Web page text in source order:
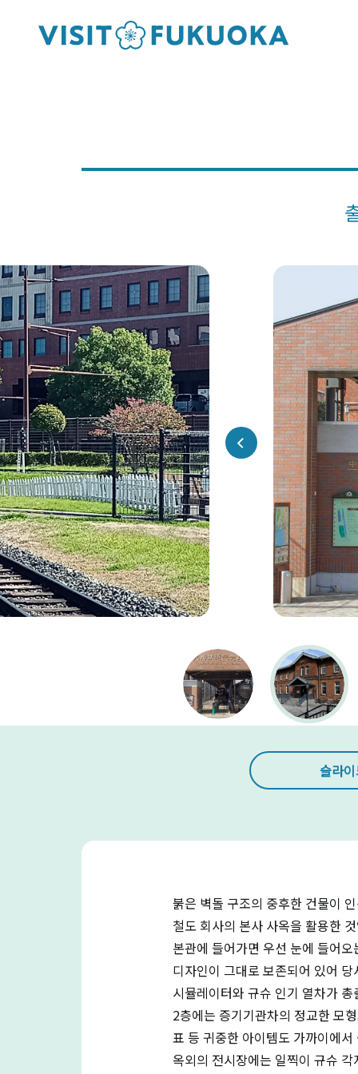
슬라
붉은 벽돌 구조의 중후한 건물이
철도 회사의 본사 사옥을 활용한
본관에 들어가면 우선 눈에 들어
디자인이 그대로 보존되어 있어
시뮬레이터와 규슈 인기 열차가
2층에는 증기기관차의 정교한 모
표 등 귀중한 아이템도 가까이에
옥외의 전시장에는 일찍이 규슈